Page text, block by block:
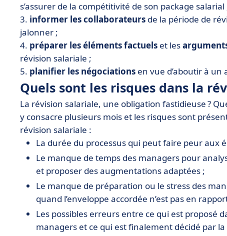
s’assurer de la compétitivité de son package salarial
3. informer les collaborateurs de la période de
jalonner ;
4. préparer les éléments factuels et les
révision salariale ;
5. planifier les négociations en vue d’aboutir à un
Quels sont les risques dans la
La révision salariale, une obligation fastidieuse ?
y consacre plusieurs mois et les risques sont
révision salariale :
La durée du processus qui peut faire peur aux
Le manque de temps des managers pour
et proposer des augmentations adaptées ;
Le manque de préparation ou le stress des
quand l’enveloppe accordée n’est pas en
Les possibles erreurs entre ce qui est proposé
managers et ce qui est finalement décidé par